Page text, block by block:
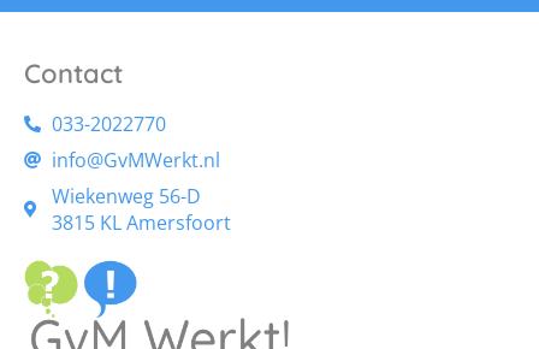
Contact
033-2022770
info@GvMWerkt.nl
Wiekenweg 56-D
3815 KL Amersfoort